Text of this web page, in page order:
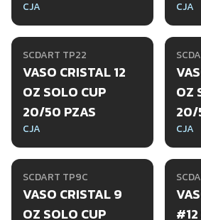
CJA CJA
SCDART TP22
VASO CRISTAL 12
OZ SOLO CUP
20/50 PZAS
CJA
OZ
20/
CJA
SCDART TP9C
VASO CRISTAL 9
OZ SOLO CUP
#12